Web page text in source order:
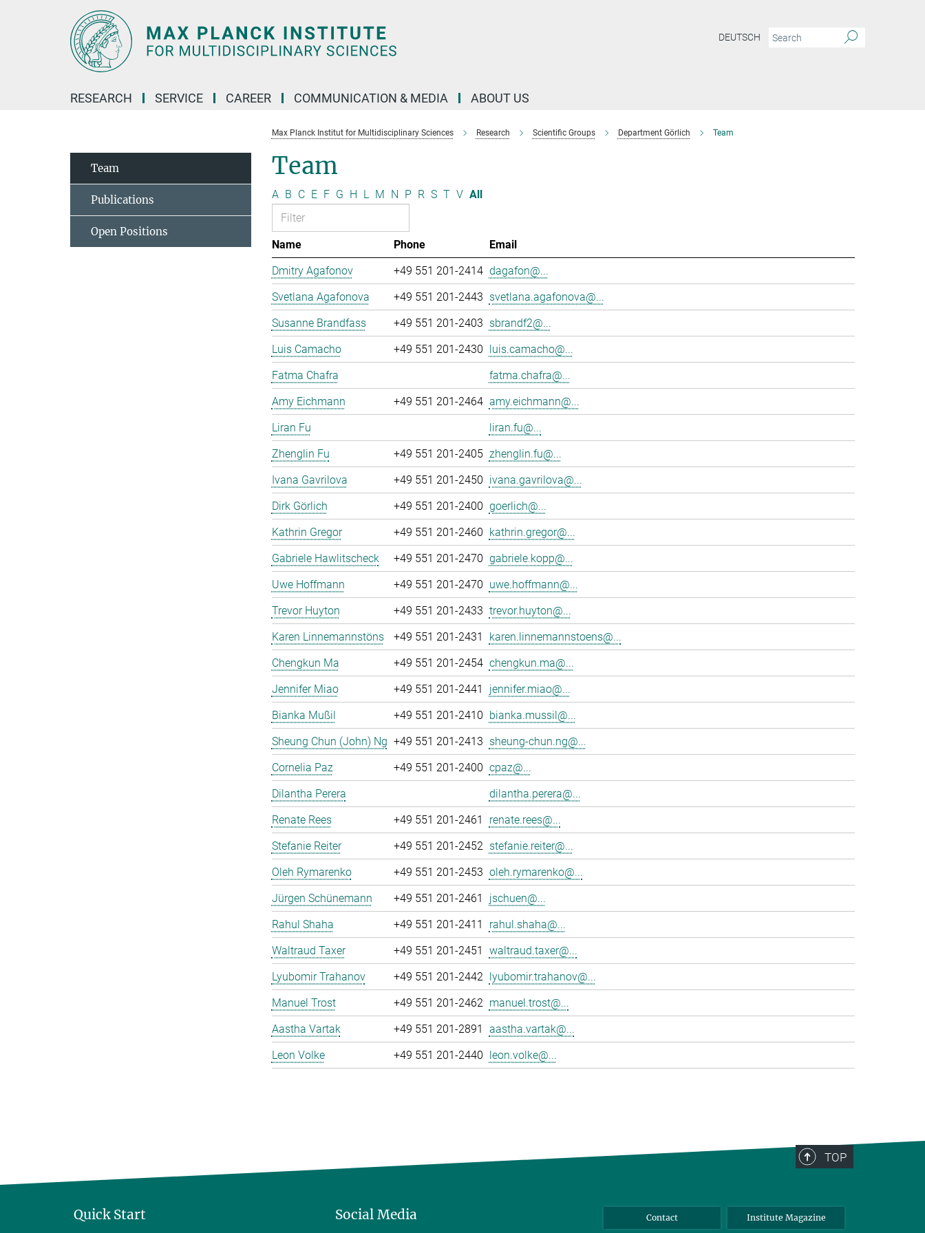
DEUTSCH
RESEARCH SERVICE CAREER COMMUNICATION & MEDIA ABOUT US
Max Planck Institut for Multidisciplinary Sciences Research Scientific Groups Department Görlich Team
Team
A B C E F G H L M N P R S T V All
Name Phone
Email
Dmitry Agafonov
+49 551 201-2414 dagafon@...
Svetlana Agafonova
+49 551 201-2443 svetlana.agafonova@...
Susanne Brandfass
+49 551 201-2403 sbrandf2@...
Luis Camacho
+49 551 201-2430 luis.camacho@...
Fatma Chafra
fatma.chafra@...
Amy Eichmann
+49 551 201-2464 amy.eichmann@...
Liran Fu
liran.fu@...
Zhenglin Fu
+49 551 201-2405 zhenglin.fu@...
Ivana Gavrilova
+49 551 201-2450 ivana.gavrilova@...
Dirk Görlich
+49 551 201-2400 goerlich@...
Kathrin Gregor
+49 551 201-2460 kathrin.gregor@...
Gabriele Hawlitscheck
+49 551 201-2470 gabriele.kopp@...
Uwe Hoffmann
+49 551 201-2470 uwe.hoffmann@...
Trevor Huyton
+49 551 201-2433 trevor.huyton@...
Karen Linnemannstöns
+49 551 201-2431
karen.linnemannstoens@...
Chengkun Ma
+49 551 201-2454 chengkun.ma@...
Jennifer Miao
+49 551 201-2441
jennifer.miao@...
Bianka Mußil
+49 551 201-2410 bianka.mussil@...
Sheung Chun (John) Ng +49 551 201-2413 sheung-chun.ng@...
Cornelia Paz
+49 551 201-2400 cpaz@...
Dilantha Perera
dilantha.perera@...
Renate Rees
+49 551 201-2461
renate.rees@...
Stefanie Reiter
+49 551 201-2452 stefanie.reiter@...
Oleh Rymarenko
+49 551 201-2453 oleh.rymarenko@...
Jürgen Schünemann
+49 551 201-2461
jschuen@...
Rahul Shaha
+49 551 201-2411
rahul.shaha@...
Waltraud Taxer
+49 551 201-2451
waltraud.taxer@...
Lyubomir Trahanov
+49 551 201-2442 lyubomir.trahanov@...
Manuel Trost
+49 551 201-2462 manuel.trost@...
Aastha Vartak
+49 551 201-2891
aastha.vartak@...
Leon Volke
+49 551 201-2440 leon.volke@...
Team
Publications
Open Positions
TOP
Quick Start Social Media Contact Institute Magazine